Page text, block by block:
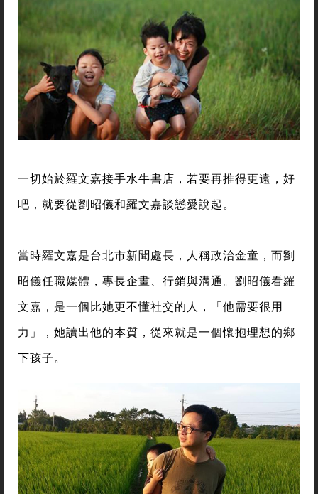
一切始於羅文嘉接手水牛書店，若要再推得更遠，好
吧，就要從劉昭儀和羅文嘉談戀愛說起。
當時羅文嘉是台北市新聞處長，人稱政治金童，而劉
昭儀任職媒體，專長企畫、行銷與溝通。劉昭儀看羅
文嘉，是一個比她更不懂社交的人，「他需要很用
力」，她讀出他的本質，從來就是一個懷抱理想的鄉
下孩子。